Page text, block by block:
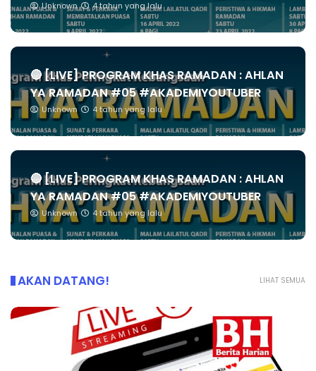
Unknown 4 tahun yang lalu
🔴 [LIVE] PROGRAM KHAS RAMADAN : AHLAN
YA RAMADAN #05 #AKADEMIYOUTUBER
Unknown 4 tahun yang lalu
🔴 [LIVE] PROGRAM KHAS RAMADAN : AHLAN
YA RAMADAN #05 #AKADEMIYOUTUBER
Unknown 4 tahun yang lalu
LIHAT SEMUA
AKAN DATANG!